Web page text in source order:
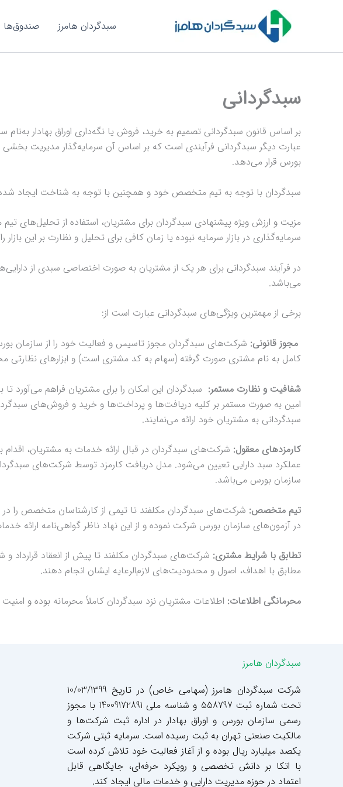
سبدگردان هامرز صندوق‌ها
سبدگردانی
بر اساس قانون سبدگردانی تصمیم به خرید، فروش یا نگه‌داری اوراق بهادار
عبارت دیگر سبدگردانی فرآیندی است که بر اساس آن سرمایه‌گذار مدیریت بخشی
بورس قرار می‌دهد.
سبدگردان با توجه به تیم متخصص خود و همچنین با توجه به شناخت ایجاد شده
مزیت و ارزش ویژه پیشنهادی سبدگردان برای مشتریان، استفاده از
سرمایه‌گذاری در بازار سرمایه نبوده یا زمان کافی برای تحلیل و نظارت بر این
در فرآیند سبدگردانی برای هر یک از مشتریان به صورت اختصاصی سبدی از
می‌باشد.
برخی از مهمترین ویژگی‌های سبدگردانی عبارت است از:
مجوز قانونی: شرکت‌های سبدگردان مجوز تاسیس و فعالیت خود را از سازمان
کامل به نام مشتری صورت گرفته (سهام به کد مشتری است) و ابزارهای نظارتی
شفافیت و نظارت مستمر: سبدگردان این امکان را برای مشتریان فراهم
امین به صورت مستمر بر کلیه دریافت‌ها و پرداخت‌ها و خرید و فروش‌های
سبدگردانی به مشتریان خود ارائه می‌نمایند.
کارمزدهای معقول: شرکت‌های سبدگردان در قبال ارائه خدمات به مشتریان،
عملکرد سبد دارایی تعیین می‌شود. مدل دریافت کارمزد توسط شرکت‌های سبدگردان
سازمان بورس می‌باشد.
تیم متخصص: شرکت‌های سبدگردان مکلفند تا تیمی از کارشناسان متخصص را در
در آزمون‌های سازمان بورس شرکت نموده و از این نهاد ناظر گواهی‌نامه ارائه
تطابق با شرایط مشتری: شرکت‌های سبدگردان مکلفند تا پیش از انعقاد قرارداد و
مطابق با اهداف، اصول و محدودیت‌های لاز‌م‌الرعایه ایشان انجام دهند.
محرمانگی اطلاعات: اطلاعات مشتریان نزد سبدگردان کاملاً محرمانه بوده و
سبدگردان هامرز
شرکت سبدگردان هامرز (سهامی خاص) در تاریخ 10/03/1399
تحت شماره ثبت 558797 و شناسه ملی 14009172891 با مجوز
رسمی سازمان بورس و اوراق بهادار در اداره ثبت شرکت‌ها و
مالکیت صنعتی تهران به ثبت رسیده است. سرمایه ثبتی شرکت
یکصد میلیارد ریال بوده و از آغاز فعالیت خود تلاش کرده است
با اتکا بر دانش تخصصی و رویکرد حرفه‌ای، جایگاهی قابل
اعتماد در حوزه مدیریت دارایی و خدمات مالی ایجاد کند.